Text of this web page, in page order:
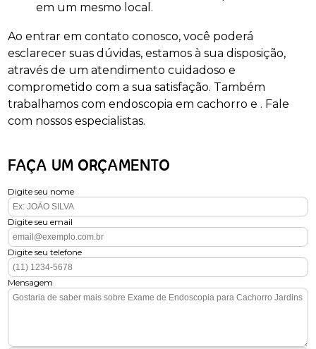
em um mesmo local.
Ao entrar em contato conosco, você poderá
esclarecer suas dúvidas, estamos à sua disposição,
através de um atendimento cuidadoso e
comprometido com a sua satisfação. Também
trabalhamos com endoscopia em cachorro e . Fale
com nossos especialistas.
FAÇA UM ORÇAMENTO
Digite seu nome
Digite seu email
Digite seu telefone
Mensagem